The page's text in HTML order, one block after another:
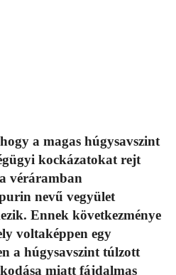
a magas húgysavszint
kockázatokat rejt
véráramban
nevű vegyület
Ennek következménye
voltaképpen egy
a húgysavszint túlzott
miatt fájdalmas